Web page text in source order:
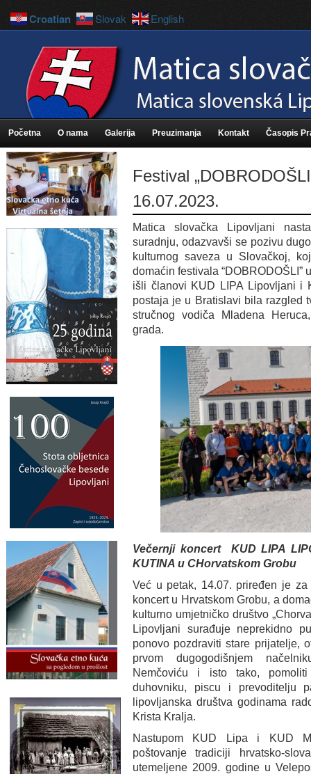
Početna O nama Galerija Preuzimanja Kontakt Časopis
Festival
16.07.2023.
Matica slovačka Lipovljani
suradnju, odazvavši se pozivu
kulturnog saveza u Slovačkoj,
domaćin festivala “DOBRODOŠLI”
išli članovi KUD LIPA Lipovljani i
postaja je u Bratislavi bila razgled
stručnog vodiča Mladena
grada.
Večernji koncert KUD LIPA
KUTINA u CHorvatskom Grobu
Već u petak, 14.07. priređen je
koncert u Hrvatskom Grobu, a
kulturno umjetničko društvo
Lipovljani surađuje neprekidno
ponovo pozdraviti stare prijatelje,
prvom dugogodišnjem
Nemčoviću i isto tako,
duhovniku, piscu i prevoditelju
lipovljanska društva godinama
Krista Kralja.
Nastupom KUD Lipa i KUD
poštovanje tradiciji hrvatsko-
utemeljene 2009. godine u
Croatian Slovak English